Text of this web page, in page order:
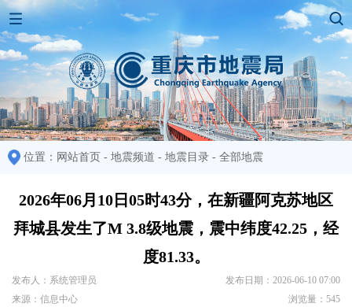
位置： 网站首页 - 地震频道 - 地震目录 - 全部地震
2026年06月10日05时43分，在新疆阿克苏地区
拜城县发生了M 3.8级地震，震中纬度42.25，经
度81.33。
发布人：系统管理员
发布日期：2026-06-10 07:00
来源：信息中心
浏览量：545